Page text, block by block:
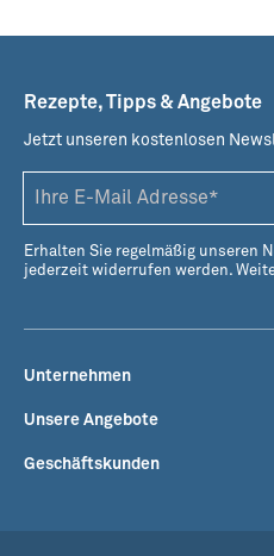
Fitnessbowl mit Lachs-
Chunks aus dem Airfryer
Unternehmen
Unsere Angebote
Geschäftskunden
Rezepte, Tipps & Angebote
Jetzt unseren kostenlosen
Erhalten Sie regelmäßig unseren
jederzeit widerrufen werden.